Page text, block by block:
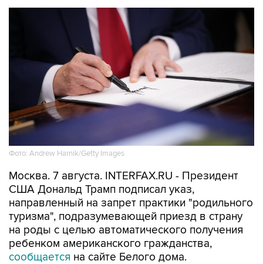
Фото: Andrew Harnik/Getty Images
Москва. 7 августа. INTERFAX.RU - Президент
США Дональд Трамп подписал указ,
направленный на запрет практики "родильного
туризма", подразумевающей приезд в страну
на роды с целью автоматического получения
ребенком американского гражданства,
сообщается на сайте Белого дома.